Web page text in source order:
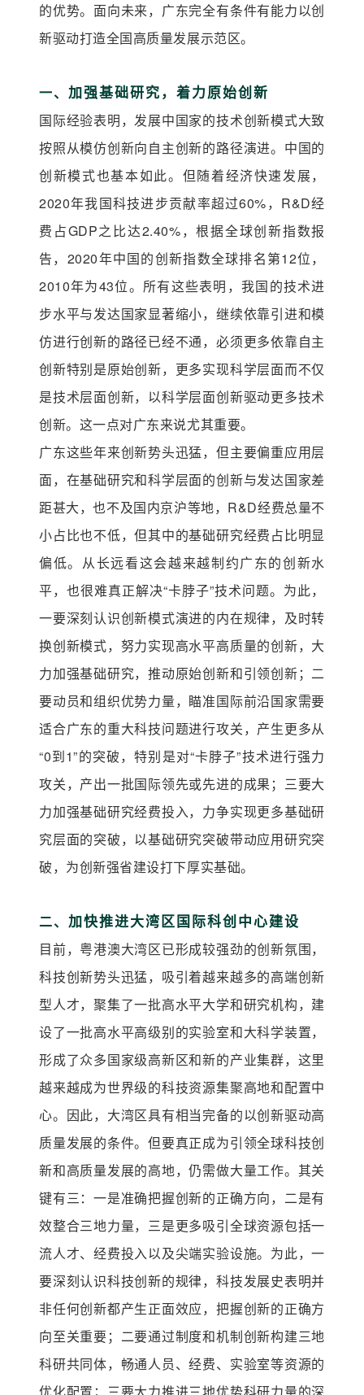
的优势。面向未来，广东完全有条件有能力以创
新驱动打造全国高质量发展示范区。
一、 加强基础研究，着力原始创新
国际经验表明，发展中国家的技术创新模式大致
按照从模仿创新向自主创新的路径演进。中国的
创新模式也基本如此。但随着经济快速发展，
2020年我国科技进步贡献率超过60%，R&D经
费占GDP之比达2.40%，根据全球创新指数报
告，2020年中国的创新指数全球排名第12位，
2010年为43位。所有这些表明，我国的技术进
步水平与发达国家显著缩小，继续依靠引进和模
仿进行创新的路径已经不通，必须更多依靠自主
创新特别是原始创新，更多实现科学层面而不仅
是技术层面创新，以科学层面创新驱动更多技术
创新。这一点对广东来说尤其重要。
广东这些年来创新势头迅猛，但主要偏重应用层
面，在基础研究和科学层面的创新与发达国家差
距甚大，也不及国内京沪等地，R&D经费总量不
小占比也不低，但其中的基础研究经费占比明显
偏低。从长远看这会越来越制约广东的创新水
平，也很难真正解决“卡脖子”技术问题。为此，
一要深刻认识创新模式演进的内在规律，及时转
换创新模式，努力实现高水平高质量的创新，大
力加强基础研究，推动原始创新和引领创新；二
要动员和组织优势力量，瞄准国际前沿国家需要
适合广东的重大科技问题进行攻关，产生更多从
“0到1”的突破，特别是对“卡脖子”技术进行强力
攻关，产出一批国际领先或先进的成果；三要大
力加强基础研究经费投入，力争实现更多基础研
究层面的突破，以基础研究突破带动应用研究突
破，为创新强省建设打下厚实基础。
二、 加快推进大湾区国际科创中心建设
目前，粤港澳大湾区已形成较强劲的创新氛围，
科技创新势头迅猛，吸引着越来越多的高端创新
型人才，聚集了一批高水平大学和研究机构，建
设了一批高水平高级别的实验室和大科学装置，
形成了众多国家级高新区和新的产业集群，这里
越来越成为世界级的科技资源集聚高地和配置中
心。因此，大湾区具有相当完备的以创新驱动高
质量发展的条件。但要真正成为引领全球科技创
新和高质量发展的高地，仍需做大量工作。其关
键有三：一是准确把握创新的正确方向，二是有
效整合三地力量，三是更多吸引全球资源包括一
流人才、经费投入以及尖端实验设施。为此，一
要深刻认识科技创新的规律，科技发展史表明并
非任何创新都产生正面效应，把握创新的正确方
向至关重要；二要通过制度和机制创新构建三地
科研共同体，畅通人员、经费、实验室等资源的